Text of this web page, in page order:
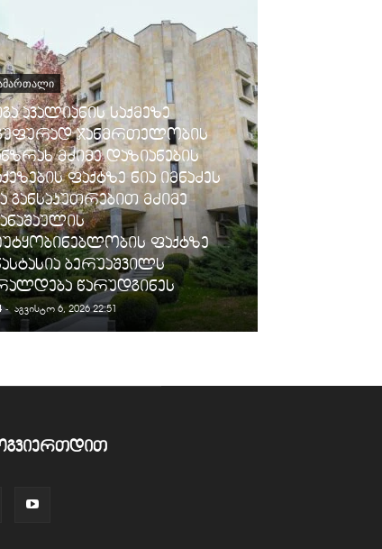
ავალიანის საქმეზე
ჯანმრთელობის
მძიმე დაზიანების
ფაქტზე ნია იმნაძეს
განსაკუთრებით მძიმე
ფაქტზე
ბერუაშვილს
წარუდგინეს
- აგვისტო 6, 2026 22:51